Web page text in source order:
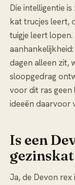
Die intelligentie
kat trucjes leert,
tuigje leert lopen.
dagen alleen zit,
sloopgedrag
voor dit ras geen
ideeën daarvoor
Is een
Ja, de Devon rex